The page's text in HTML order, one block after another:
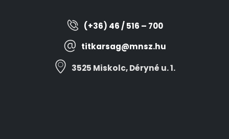
(+36) 46 / 516 – 700
titkarsag@mnsz.hu
3525 Miskolc, Déryné u. 1.